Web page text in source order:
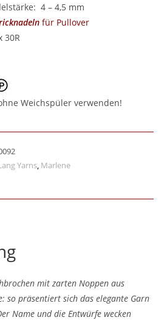
4 – 4,5 mm
für Pullover
30R
Weichspüler verwenden!
Yarns Marlene
mit zarten Noppen aus
so präsentiert sich das elegante Garn
Name und die Entwürfe wecken